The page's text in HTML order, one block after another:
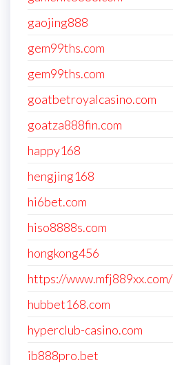
gaojing888
gem99ths.com
gem99ths.com
goatbetroyalcasino.com
goatza888fin.com
happy168
hengjing168
hi6bet.com
hiso8888s.com
hongkong456
https://www.mfj889xx.com/
hubbet168.com
hyperclub-casino.com
ib888pro.bet